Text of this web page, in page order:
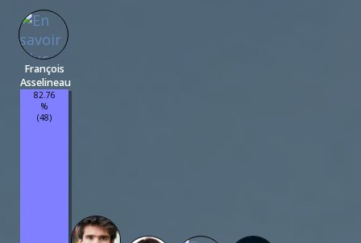
François
Asselineau
82.76
%
(48)